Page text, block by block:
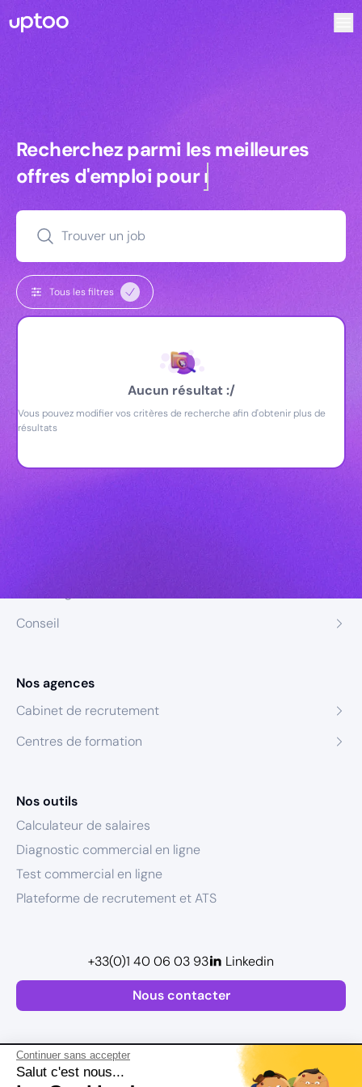
Continuer sans accepter
Salut c'est nous...
Recherchez parmi les meilleures
Recherchez parmi les meilleures
offres d'emploi pourcommerciaux
Trouver un job
Tous les filtres
Aucun résultat :/
Vous pouvez modifier vos critères de recherche afin d'obtenir plus de
résultats
Conseil
Nos agences
Cabinet de recrutement
Centres de formation
Nos outils
Calculateur de salaires
Diagnostic commercial en ligne
Test commercial en ligne
Plateforme de recrutement et ATS
Nous contacter
+33(0)1 40 06 03 93 Linkedin